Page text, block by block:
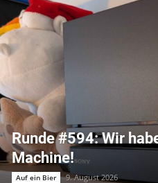
Runde #594: Wir
Machine!
Auf ein Bier 9. August 2026